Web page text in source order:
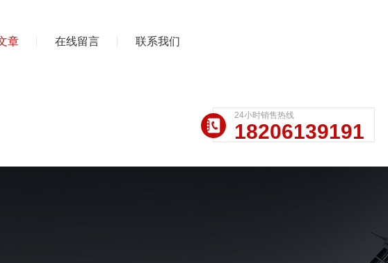
章 在线留言 联系我们
24小时销售热线
18206139191